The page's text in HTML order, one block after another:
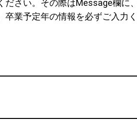
ださい。 その際はMessage欄に
卒業予定年の情報を必ずご入力く